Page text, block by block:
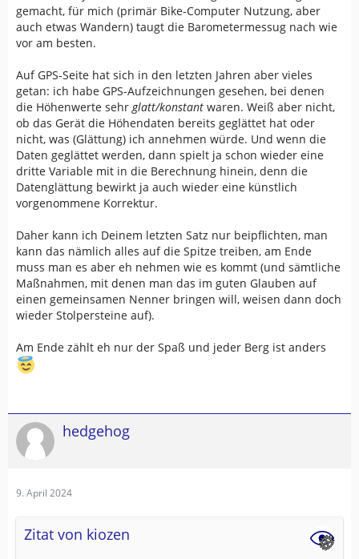
gemacht, für mich (primär Bike-Computer Nutzung, aber
auch etwas Wandern) taugt die Barometermessug nach wie
vor am besten.
Auf GPS-Seite hat sich in den letzten Jahren aber vieles
getan: ich habe GPS-Aufzeichnungen gesehen, bei denen
die Höhenwerte sehrglatt/konstant waren. Weiß aber nicht,
ob das Gerät die Höhendaten bereits geglättet hat oder
nicht, was (Glättung) ich annehmen würde. Und wenn die
Daten geglättet werden, dann spielt ja schon wieder eine
dritte Variable mit in die Berechnung hinein, denn die
Datenglättung bewirkt ja auch wieder eine künstlich
vorgenommene Korrektur.
Daher kann ich Deinem letzten Satz nur beipflichten, man
kann das nämlich alles auf die Spitze treiben, am Ende
muss man es aber eh nehmen wie es kommt (und sämtliche
Maßnahmen, mit denen man das im guten Glauben auf
einen gemeinsamen Nenner bringen will, weisen dann doch
wieder Stolpersteine auf).
Am Ende zählt eh nur der Spaß und jeder Berg ist anders
hedgehog
9. April 2024
Zitat von kiozen